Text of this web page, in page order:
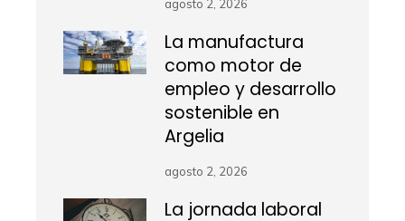
agosto 2, 2026
La manufactura
como motor de
empleo y desarrollo
sostenible en
Argelia
agosto 2, 2026
La jornada laboral